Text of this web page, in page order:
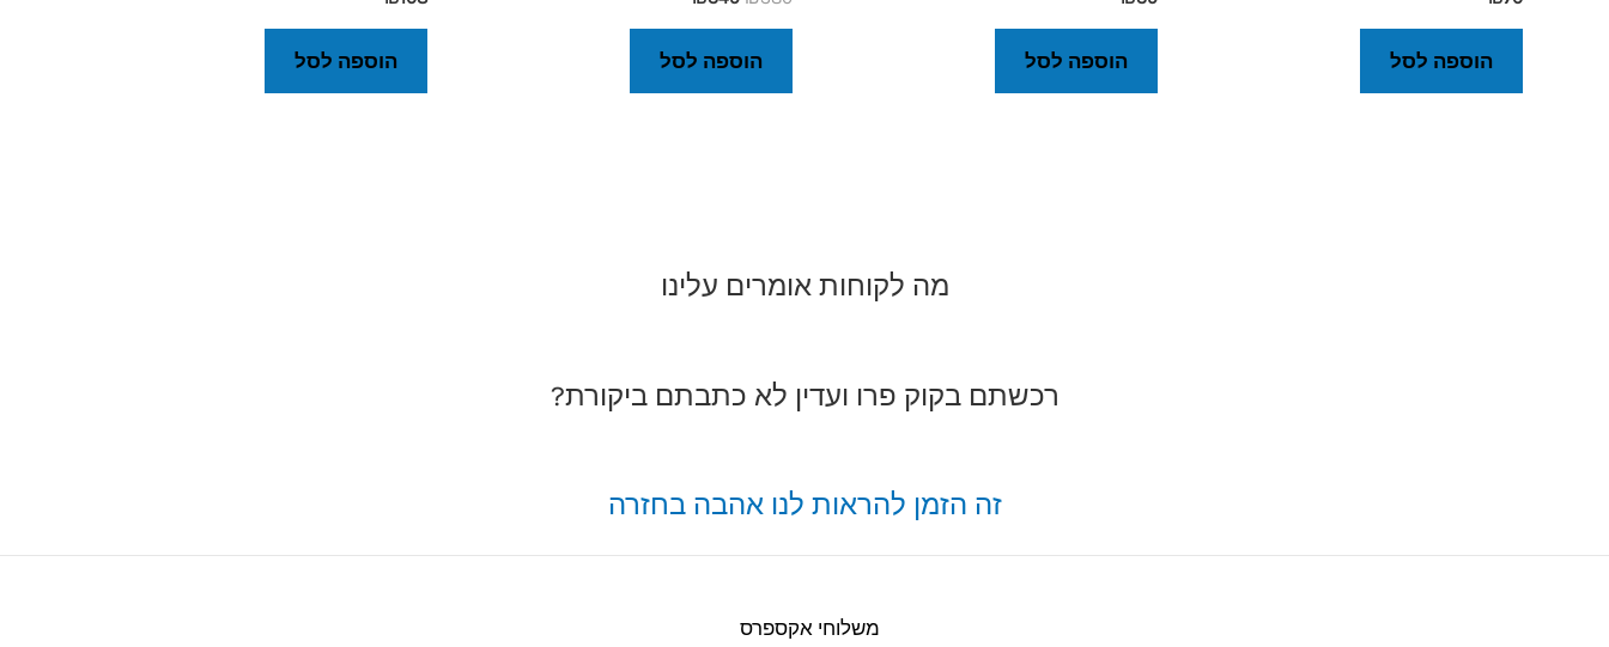
הוספה לסל הוספה לסל הוספה לסל הוספה לסל
מה לקוחות אומרים עלינו
רכשתם בקוק פרו ועדין לא כתבתם ביקורת?
זה הזמן להראות לנו אהבה בחזרה
משלוחי אקספרס